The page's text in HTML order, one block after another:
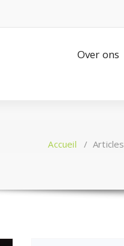
Over ons
Accueil /